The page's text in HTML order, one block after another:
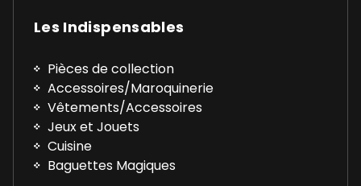
Les Indispensables
Pièces de collection
Accessoires/Maroquinerie
Vêtements/Accessoires
Jeux et Jouets
Cuisine
Baguettes Magiques